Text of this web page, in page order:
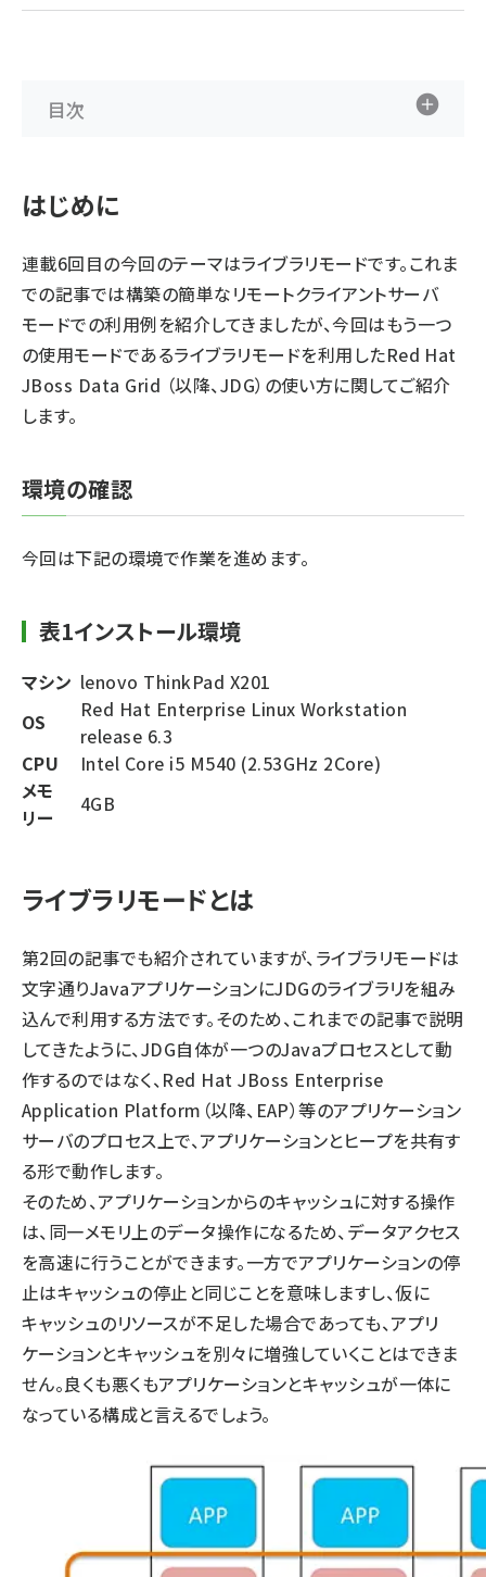
目次
はじめに
連載6回目の今回のテーマはライブラリモードです。これま
での記事では構築の簡単なリモートクライアントサーバ
モードでの利用例を紹介してきましたが、今回はもう一つ
の使用モードであるライブラリモードを利用したRed Hat
JBoss Data Grid （以降、JDG）の使い方に関してご紹介
します。
環境の確認
今回は下記の環境で作業を進めます。
表1インストール環境
マシン lenovo ThinkPad X201
OS
Red Hat Enterprise Linux Workstation
release 6.3
CPU
Intel Core i5 M540 (2.53GHz 2Core)
メモ
リー
4GB
ライブラリモードとは
第2回の記事でも紹介されていますが、ライブラリモードは
文字通りJavaアプリケーションにJDGのライブラリを組み
込んで利用する方法です。そのため、これまでの記事で説明
してきたように、JDG自体が一つのJavaプロセスとして動
作するのではなく、Red Hat JBoss Enterprise
Application Platform（以降、EAP）等のアプリケーション
サーバのプロセス上で、アプリケーションとヒープを共有す
る形で動作します。
そのため、アプリケーションからのキャッシュに対する操作
は、同一メモリ上のデータ操作になるため、データアクセス
を高速に行うことができます。一方でアプリケーションの停
止はキャッシュの停止と同じことを意味しますし、仮に
キャッシュのリソースが不足した場合であっても、アプリ
ケーションとキャッシュを別々に増強していくことはできま
せん。良くも悪くもアプリケーションとキャッシュが一体に
なっている構成と言えるでしょう。